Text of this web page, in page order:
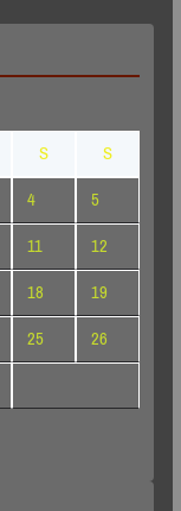
S
S
4
5
11
12
18
19
25
26